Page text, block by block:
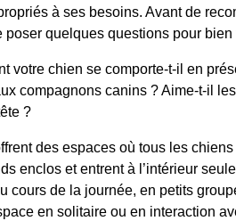
à ses besoins. Avant de
poser quelques questions pour bien
votre chien se comporte-t-il en
compagnons canins ? Aime-t-il
?
des espaces où tous les
enclos et entrent à l’intérieur
cours de la journée, en petits
en solitaire ou en interaction